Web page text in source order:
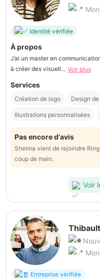
Identité vérifiée
À propos
J’ai un master en
à créer des visuell... Voir plus
Services
Création de logo Design
Illustrations personnalisées
Pas encore d'avis
Sheima vient de rejoindre
coup de main.
Voir
Thibault
Entreprise vérifiée